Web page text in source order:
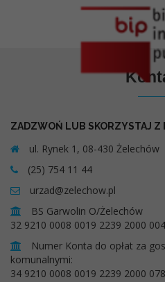
ZADZWOŃ LUB SKORZYSTAJ Z
ul. Rynek 1, 08-430 Żelechów
(25) 754 11 44
urzad@zelechow.pl
BS Garwolin O/Żelechów
32 9210 0008 0019 2239 2000
Numer Konta do opłat za
komunalnymi:
34 9210 0008 0019 2239 2000